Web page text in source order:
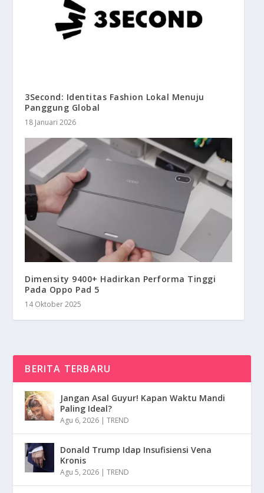
3Second: Identitas Fashion Lokal Menuju
Panggung Global
18 Januari 2026
Dimensity 9400+ Hadirkan Performa Tinggi
Pada Oppo Pad 5
14 Oktober 2025
BERITA TERBARU
Jangan Asal Guyur! Kapan Waktu Mandi
Paling Ideal?
Agu 6, 2026 |TREND
Donald Trump Idap Insufisiensi Vena
Kronis
Agu 5, 2026 |TREND